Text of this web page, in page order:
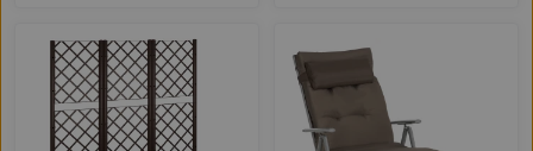
Negro